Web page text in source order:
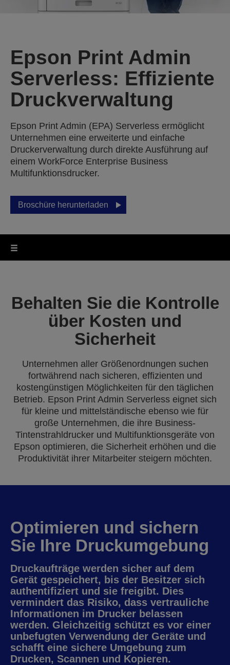
Epson Print Admin
Serverless: Effiziente
Druckverwaltung
Epson Print Admin (EPA) Serverless ermöglicht
Unternehmen eine erweiterte und einfache
Druckerverwaltung durch direkte Ausführung auf
einem WorkForce Enterprise Business
Multifunktionsdrucker.
Broschüre herunterladen
Behalten Sie die Kontrolle
über Kosten und
Sicherheit
Unternehmen aller Größenordnungen suchen
fortwährend nach sicheren, effizienten und
kostengünstigen Möglichkeiten für den täglichen
Betrieb. Epson Print Admin Serverless eignet sich
für kleine und mittelständische ebenso wie für
große Unternehmen, die ihre Business-
Tintenstrahldrucker und Multifunktionsgeräte von
Epson optimieren, die Sicherheit erhöhen und die
Produktivität ihrer Mitarbeiter steigern möchten.
Optimieren und sichern
Sie Ihre Druckumgebung
Druckaufträge werden sicher auf dem
Gerät gespeichert, bis der Besitzer sich
authentifiziert und sie freigibt. Dies
vermindert das Risiko, dass vertrauliche
Informationen im Drucker belassen
werden. Gleichzeitig schützt es vor einer
unbefugten Verwendung der Geräte und
schafft eine sichere Umgebung zum
Drucken, Scannen und Kopieren.